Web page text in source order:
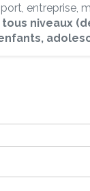
entreprise,
tous niveaux